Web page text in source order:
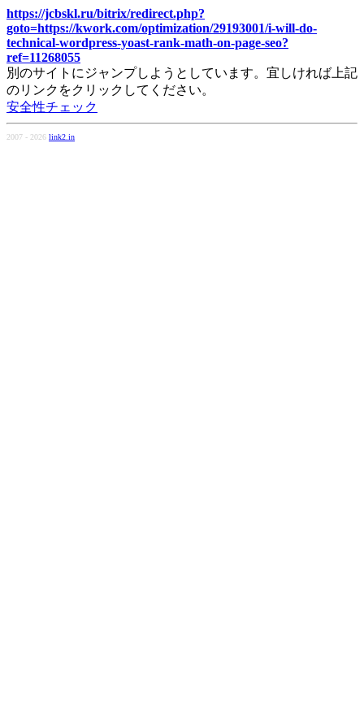
https://jcbskl.ru/bitrix/redirect.php?
goto=https://kwork.com/optimization/29193001/i-will-do-
technical-wordpress-yoast-rank-math-on-page-seo?
ref=11268055
別のサイトにジャンプしようとしています。宜しければ上記
のリンクをクリックしてください。
安全性チェック
2007 - 2026 link2.in